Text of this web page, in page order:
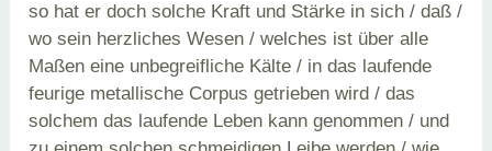
so hat er doch solche Kraft und Stärke in sich / daß /
wo sein herzliches Wesen / welches ist über alle
Maßen eine unbegreifliche Kälte / in das laufende
feurige metallische Corpus getrieben wird / das
solchem das laufende Leben kann genommen / und